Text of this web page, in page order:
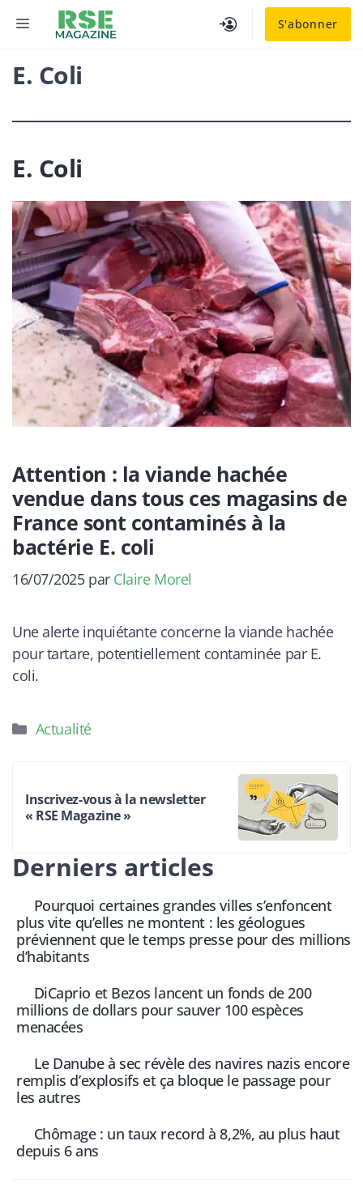
S'abonner
MENU
E. Coli
E. Coli
Attention : la viande hachée
vendue dans tous ces magasins de
France sont contaminés à la
bactérie E. coli
16/07/2025 par Claire Morel
Une alerte inquiétante concerne la viande hachée
pour tartare, potentiellement contaminée par E.
coli.
Catégories
Actualité
Inscrivez-vous à la newsletter
« RSE Magazine »
Derniers articles
Pourquoi certaines grandes villes s’enfoncent
plus vite qu’elles ne montent : les géologues
préviennent que le temps presse pour des millions
d’habitants
DiCaprio et Bezos lancent un fonds de 200
millions de dollars pour sauver 100 espèces
menacées
Le Danube à sec révèle des navires nazis encore
remplis d’explosifs et ça bloque le passage pour
les autres
Chômage : un taux record à 8,2%, au plus haut
depuis 6 ans